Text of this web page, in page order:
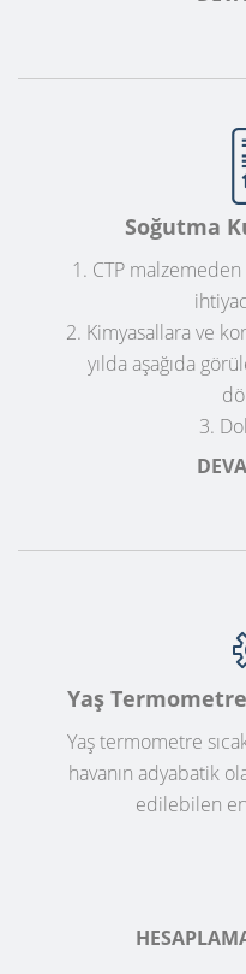
Soğutma
1. CTP
2. Kimyasallara ve
yılda aşağıda
3.
Yaş Termometre
Yaş termometre
havanın adyabatik
edilebilen en